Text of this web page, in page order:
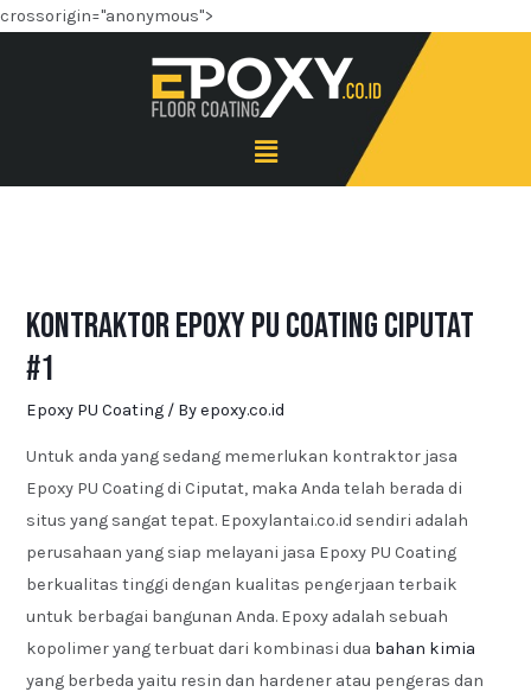
crossorigin="anonymous">
Kontraktor Epoxy PU Coating Ciputat
#1
Epoxy PU Coating / Byepoxy.co.id
Untuk anda yang sedang memerlukan kontraktor jasa
Epoxy PU Coating di Ciputat, maka Anda telah berada di
situs yang sangat tepat. Epoxylantai.co.id sendiri adalah
perusahaan yang siap melayani jasa Epoxy PU Coating
berkualitas tinggi dengan kualitas pengerjaan terbaik
untuk berbagai bangunan Anda. Epoxy adalah sebuah
kopolimer yang terbuat dari kombinasi dua bahan kimia
yang berbeda yaitu resin dan hardener atau pengeras dan